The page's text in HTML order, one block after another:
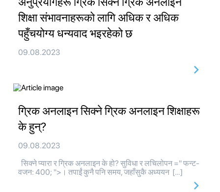
शिक्षा संभावनाहरूको लागि अधिक र अधिक
पहुँचयोग्य धन्यवाद भइरहेको छ
09.08.2023
ग्रिक अनलाइन सिक्ने ग्रिक अनलाइन शिक्षाहरू
के हुन्?
09.08.2023
सिक्ने प्यारा र ग्रिक अनलाइन के हो? सुविधा र लचिलोपन =" फन्ट-
वजन: 400; ">। तपाईं कुनै पनि समय, जहाँसुकै अध्ययन […]